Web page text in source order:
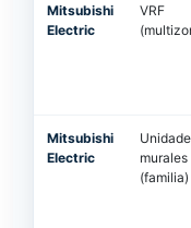
Mitsubishi
Electric
VRF
Mitsubishi
Electric
murales
(familia)